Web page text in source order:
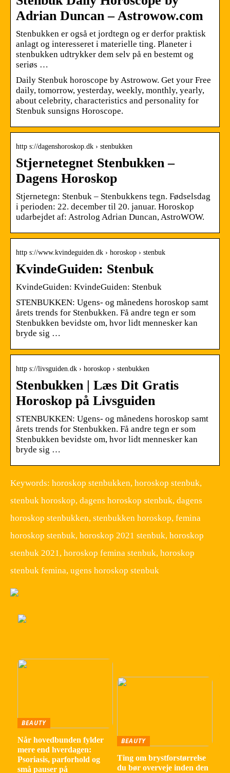
Adrian Duncan – Astrowow.com
Stenbukken er også et jordtegn og er derfor praktisk
anlagt og interesseret i materielle ting. Planeter i
stenbukken udtrykker dem selv på en bestemt og
seriøs …
Daily Stenbuk horoscope by Astrowow. Get your Free
daily, tomorrow, yesterday, weekly, monthly, yearly,
about celebrity, characteristics and personality for
Stenbuk sunsigns Horoscope.
http s://dagenshoroskop.dk › stenbukken
Stjernetegnet Stenbukken –
Dagens Horoskop
Stjernetegn: Stenbuk – Stenbukkens tegn. Fødselsdag
i perioden: 22. december til 20. januar. Horoskop
udarbejdet af: Astrolog Adrian Duncan, AstroWOW.
http s://www.kvindeguiden.dk › horoskop › stenbuk
KvindeGuiden: Stenbuk
KvindeGuiden: KvindeGuiden: Stenbuk
STENBUKKEN: Ugens- og månedens horoskop samt
årets trends for Stenbukken. Få andre tegn er som
Stenbukken bevidste om, hvor lidt mennesker kan
bryde sig …
http s://livsguiden.dk › horoskop › stenbukken
Stenbukken | Læs Dit Gratis
Horoskop på Livsguiden
STENBUKKEN: Ugens- og månedens horoskop samt
årets trends for Stenbukken. Få andre tegn er som
Stenbukken bevidste om, hvor lidt mennesker kan
bryde sig …
Keywords: horoskop stenbukken, horoskop stenbuk,
stenbuk horoskop, dagens horoskop stenbuk, dagens
horoskop stenbukken, stenbukken horoskop, femina
horoskop stenbuk, horoskop 2021 stenbuk, horoskop
stenbuk 2021, horoskop femina stenbuk, horoskop
stenbuk femina, ugens horoskop stenbuk
BEAUTY
Når hovedbunden fylder
mere end hverdagen:
Psoriasis, parforhold og
små pauser på
BEAUTY
Ting om brystforstørrelse
du bør overveje inden den